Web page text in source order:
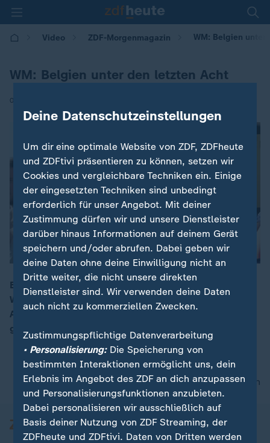
Video ZDF-Morgenmagazin WM: Belgien unter
WM: Belgien unter den letzten Acht
07.07.2026 | 05:30
00:16
Belgien gewinnt mit 4:1 gegen die USA und steht im
WM-Viertelfinale. Die Roten Teufel trotzen der
Aufregung um die zurückgenommene Rot-Sperre
gegen Balogun und treffen nun auf Spanien.
nach oben
Deine Datenschutzeinstellungen
Um dir eine optimale Website von ZDF, ZDFheute
und ZDFtivi präsentieren zu können, setzen wir
Cookies und vergleichbare Techniken ein. Einige
der eingesetzten Techniken sind unbedingt
erforderlich für unser Angebot. Mit deiner
Zustimmung dürfen wir und unsere Dienstleister
darüber hinaus Informationen auf deinem Gerät
speichern und/oder abrufen. Dabei geben wir
deine Daten ohne deine Einwilligung nicht an
Dritte weiter, die nicht unsere direkten
Dienstleister sind. Wir verwenden deine Daten
auch nicht zu kommerziellen Zwecken.
Zustimmungspflichtige Datenverarbeitung
• Personalisierung:Die Speicherung von
bestimmten Interaktionen ermöglicht uns, dein
Erlebnis im Angebot des ZDF an dich anzupassen
und Personalisierungsfunktionen anzubieten.
Dabei personalisieren wir ausschließlich auf
Basis deiner Nutzung von ZDF Streaming, der
ZDFheute und ZDFtivi. Daten von Dritten werden